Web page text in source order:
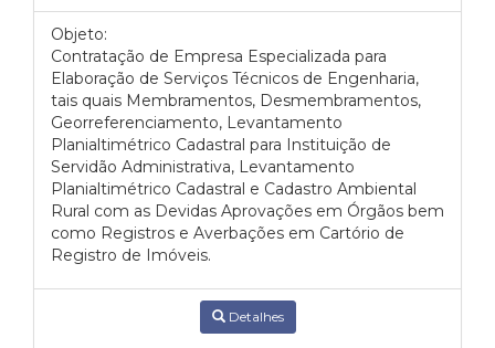
Objeto:
Contratação de Empresa Especializada para
Elaboração de Serviços Técnicos de Engenharia,
tais quais Membramentos, Desmembramentos,
Georreferenciamento, Levantamento
Planialtimétrico Cadastral para Instituição de
Servidão Administrativa, Levantamento
Planialtimétrico Cadastral e Cadastro Ambiental
Rural com as Devidas Aprovações em Órgãos bem
como Registros e Averbações em Cartório de
Registro de Imóveis.
Detalhes